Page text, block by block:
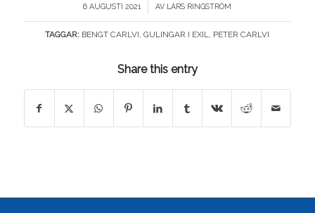
6 AUGUSTI 2021
/ AV LARS RINGSTRÖM
TAGGAR: BENGT CARLVI,GULINGAR I EXIL, PETER CARLVI
Share this entry